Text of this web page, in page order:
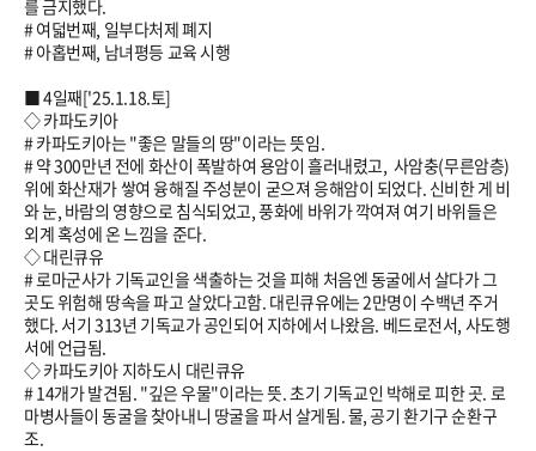
를 금지했다.
# 여덟번째, 일부다처제 폐지
# 아홉번째, 남녀평등 교육 시행
■ 4일째['25.1.18.토]
◇ 카파도키아
# 카파도키아는 "좋은 말들의 땅"이라는 뜻임.
# 약 300만년 전에 화산이 폭발하여 용암이 흘러내렸고, 사암충(무른암층)
위에 화산재가 쌓여 융해질 주성분이 굳으져 응해암이 되었다. 신비한 게 비
와 눈, 바람의 영향으로 침식되었고, 풍화에 바위가 깍여져 여기 바위들은
외계 혹성에 온 느낌을 준다.
◇ 대린큐유
# 로마군사가 기독교인을 색출하는 것을 피해 처음엔 동굴에서 살다가 그
곳도 위험해 땅속을 파고 살았다고함. 대린큐유에는 2만명이 수백년 주거
했다. 서기 313년 기독교가 공인되어 지하에서 나왔음. 베드로전서, 사도행
서에 언급됨.
◇ 카파도키아 지하도시 대린큐유
# 14개가 발견됨. "깊은 우물"이라는 뜻. 초기 기독교인 박해로 피한 곳. 로
마병사들이 동굴을 찾아내니 땅굴을 파서 살게됨. 물, 공기 환기구 순환구
조.